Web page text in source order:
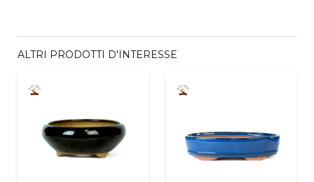
ALTRI PRODOTTI D'INTERESSE